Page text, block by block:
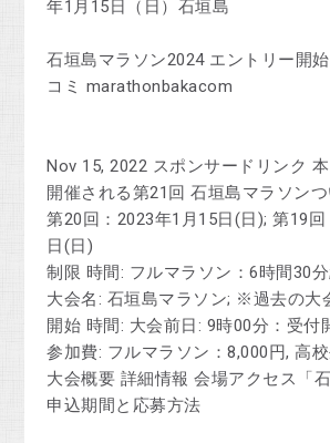
年1月15日（日）石垣島
石垣島マラソン2024 エントリー開
コミ marathonbakacom
Nov 15, 2022 スポンサードリンク
開催される第21回 石垣島マラソン
第20回：2023年1月15日(日); 第19
日(日)
制限 時間: フルマラソン：6時間30
大会名: 石垣島マラソン; ※過去の大
開始 時間: 大会前日: 9時00分：受付
参加費: フルマラソン：8,000円, 高
大会概要 ‎詳細情報 ‎会場アクセス「
申込期間と応募方法